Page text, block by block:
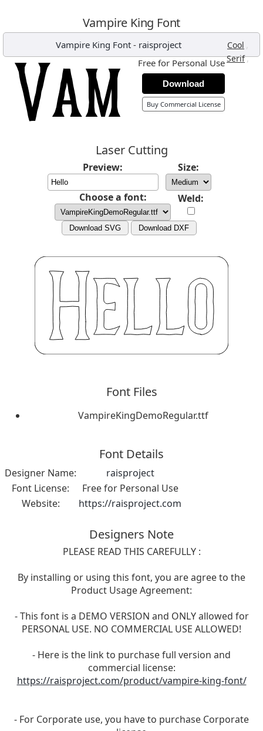
Vampire King Font
Vampire King Font - raisproject Cool ,
Serif,
Free for Personal Use
Download
Buy Commercial License
Laser Cutting
Preview: Size:
Choose a font: Weld:
Download SVG Download DXF
Font Files
VampireKingDemoRegular.ttf
Font Details
Designer Name:
raisproject
Font License:
Free for Personal Use
Website:
https://raisproject.com
Designers Note
PLEASE READ THIS CAREFULLY :
By installing or using this font, you are agree to the
Product Usage Agreement:
- This font is a DEMO VERSION and ONLY allowed for
PERSONAL USE. NO COMMERCIAL USE ALLOWED!
- Here is the link to purchase full version and
commercial license:
https://raisproject.com/product/vampire-king-font/
- For Corporate use, you have to purchase Corporate